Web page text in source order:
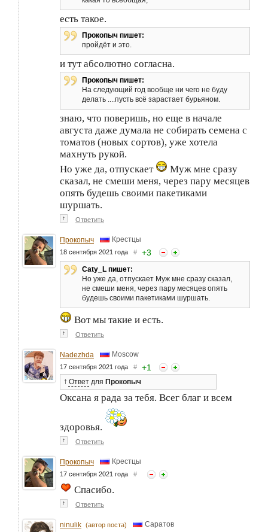
есть такое.
Прокопыч пишет:
пройдёт и это.
и тут абсолютно согласна.
Прокопыч пишет:
На следующий год вообще ни чего не буду
делать ....пусть всё зарастает бурьяном.
знаю, что поверишь, но еще в начале
августа даже думала не собирать семена с
томатов (новых сортов), уже хотела
махнуть рукой.
Но уже да, отпускает
Муж мне сразу
сказал, не смеши меня, через пару месяцев
опять будешь своими пакетиками
шуршать.
↑ Ответить
Прокопыч Крестцы
18 сентября 2021 года # +3
Caty_L пишет:
Но уже да, отпускает Муж мне сразу сказал,
не смеши меня, через пару месяцев опять
будешь своими пакетиками шуршать.
Вот мы такие и есть.
↑ Ответить
Nadezhda Moscow
17 сентября 2021 года # +1
↑ Ответ для Прокопыч
Оксана я рада за тебя. Всег благ и всем
здоровья.
↑ Ответить
Прокопыч Крестцы
17 сентября 2021 года #
Спасибо.
↑ Ответить
ninulik (автор поста) Саратов